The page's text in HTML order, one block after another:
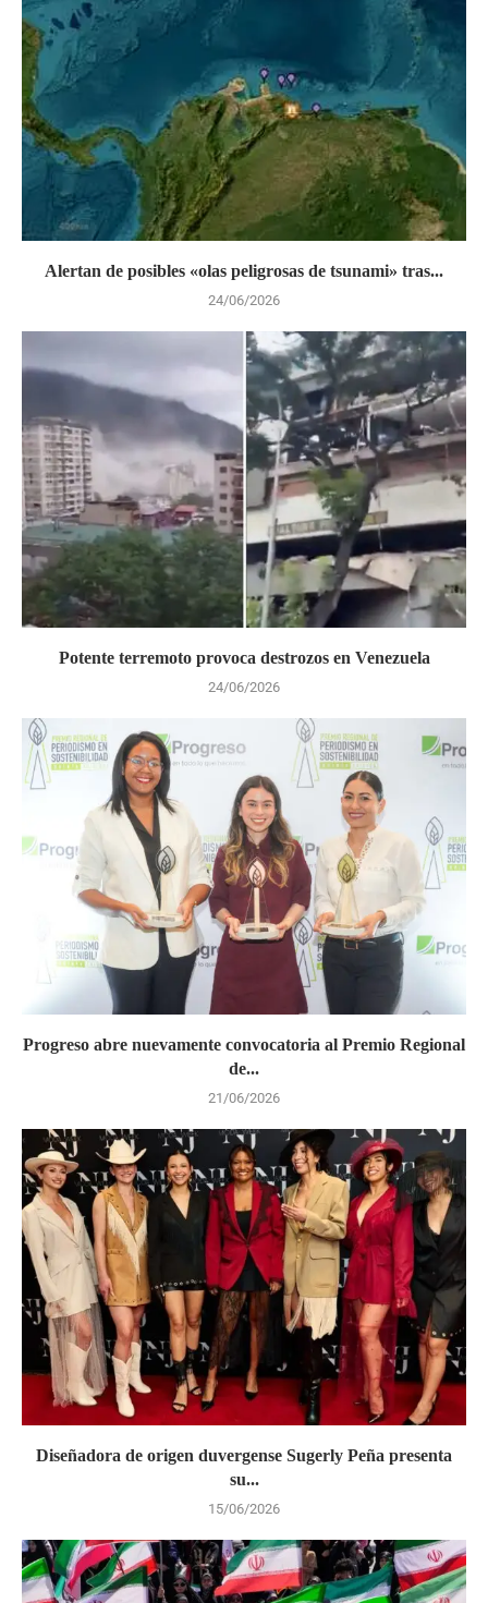
Alertan de posibles «olas peligrosas de tsunami» tras...
24/06/2026
Potente terremoto provoca destrozos en Venezuela
24/06/2026
Progreso abre nuevamente convocatoria al Premio Regional
de...
21/06/2026
Diseñadora de origen duvergense Sugerly Peña presenta
su...
15/06/2026